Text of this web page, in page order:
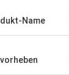
Name